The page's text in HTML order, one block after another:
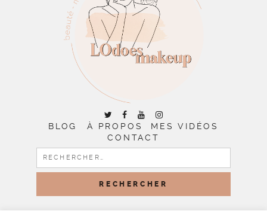
BLOG À PROPOS
MES VIDÉOS
CONTACT
RECHERCHER :